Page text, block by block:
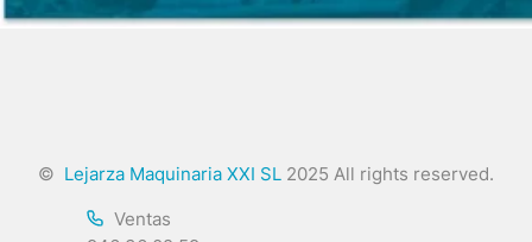
© Lejarza Maquinaria XXI SL 2025 All rights reserved.
Ventas